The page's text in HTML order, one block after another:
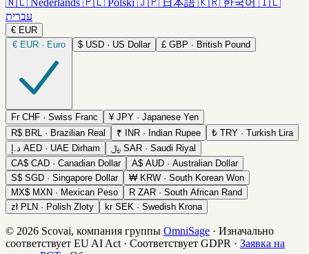
🇳🇱 Nederlands 🇵🇱 Polski 🇯🇵 日本語 🇰🇷 한국어 🇮🇱
עברית
€ EUR
€ EUR · Euro $ USD · US Dollar £ GBP · British Pound
Fr CHF · Swiss Franc ¥ JPY · Japanese Yen
R$ BRL · Brazilian Real ₹ INR · Indian Rupee ₺ TRY · Turkish Lira
د.إ AED · UAE Dirham ﷼ SAR · Saudi Riyal
CA$ CAD · Canadian Dollar A$ AUD · Australian Dollar
S$ SGD · Singapore Dollar ₩ KRW · South Korean Won
MX$ MXN · Mexican Peso R ZAR · South African Rand
zł PLN · Polish Zloty kr SEK · Swedish Krona
© 2026 Scovai, компания группы OmniSage · Изначально
соответствует EU AI Act · Соответствует GDPR · Заявка на